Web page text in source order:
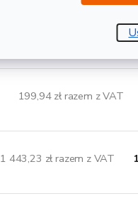
199,94 zł razem z VAT
1 443,23 zł razem z VAT